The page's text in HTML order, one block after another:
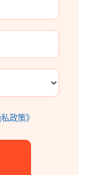
政策》